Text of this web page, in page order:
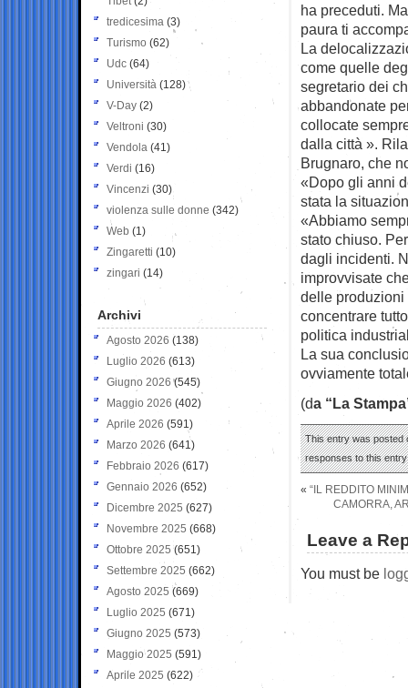
ha preceduti.
paura ti
La
come quelle
segretario dei
abbandonate
collocate
dalla città ».
Brugnaro, che
«Dopo gli anni
stata la
«Abbiamo
stato chiuso.
dagli incidenti.
improvvisate
delle produzioni
concentrare
politica
La sua
ovviamente
(da “La
This entry was posted
responses to this
« “IL REDDITO
CAMORRA,
Leave a
You must be
tredicesima (3)
Turismo (62)
Udc (64)
Università (128)
V-Day (2)
Veltroni (30)
Vendola (41)
Verdi (16)
Vincenzi (30)
violenza sulle donne (342)
Web (1)
Zingaretti (10)
zingari (14)
Archivi
Agosto 2026 (138)
Luglio 2026 (613)
Giugno 2026 (545)
Maggio 2026 (402)
Aprile 2026 (591)
Marzo 2026 (641)
Febbraio 2026 (617)
Gennaio 2026 (652)
Dicembre 2025 (627)
Novembre 2025 (668)
Ottobre 2025 (651)
Settembre 2025 (662)
Agosto 2025 (669)
Luglio 2025 (671)
Giugno 2025 (573)
Maggio 2025 (591)
Aprile 2025 (622)